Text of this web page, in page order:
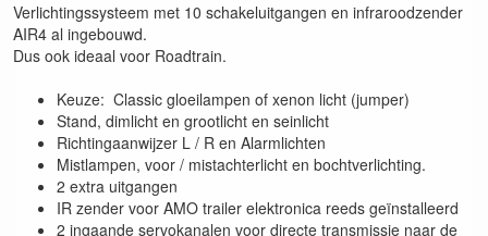
Verlichtingssysteem met 10 schakeluitgangen en infraroodzender
AIR4 al ingebouwd.
Dus ook ideaal voor Roadtrain.
Keuze: Classic gloeilampen of xenon licht (jumper)
Stand, dimlicht en grootlicht en seinlicht
Richtingaanwijzer L / R en Alarmlichten
Mistlampen, voor / mistachterlicht en bochtverlichting.
2 extra uitgangen
IR zender voor AMO trailer elektronica reeds geïnstalleerd
2 ingaande servokanalen voor directe transmissie naar de